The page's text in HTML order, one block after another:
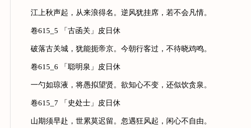
江上秋声起，从来浪得名。逆风犹挂席，若不会凡情。
卷615_5 「古函关」皮日休
破落古关城，犹能扼帝京。今朝行客过，不待晓鸡鸣。
卷615_6 「聪明泉」皮日休
一勺如琼液，将愚拟望贤。欲知心不变，还似饮贪泉。
卷615_7 「史处士」皮日休
山期须早赴，世累莫迟留。忽遇狂风起，闲心不自由。